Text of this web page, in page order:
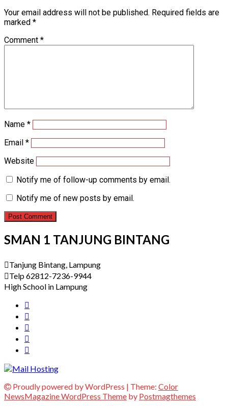
Your email address will not be published. Required fields are
marked *
Comment *
Name *
Email *
Website
Notify me of follow-up comments by email.
Notify me of new posts by email.
SMAN 1 TANJUNG BINTANG
Tanjung Bintang, Lampung
Telp 62812-7236-9944
High School in Lampung
Proudly powered by WordPress | Theme: Color
NewsMagazine WordPress Theme by Postmagthemes